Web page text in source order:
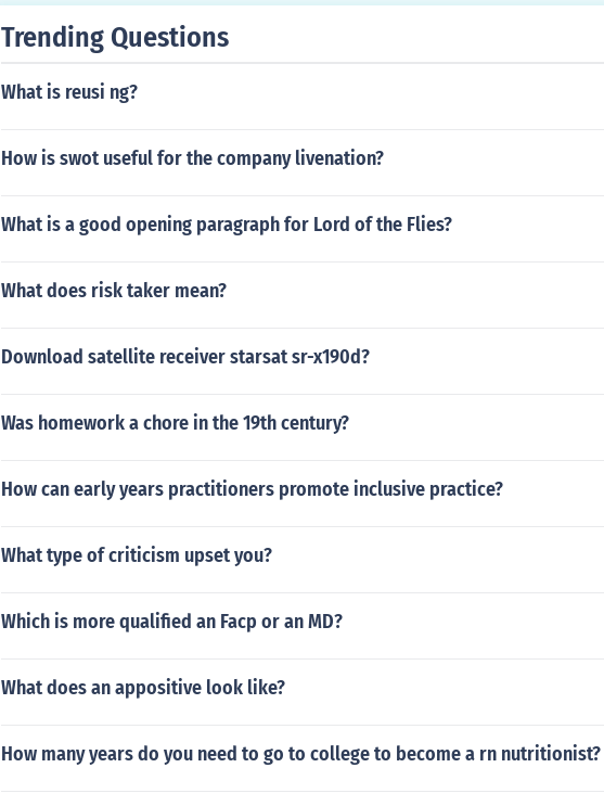
Trending Questions
What is reusi ng?
How is swot useful for the company livenation?
What is a good opening paragraph for Lord of the Flies?
What does risk taker mean?
Download satellite receiver starsat sr-x190d?
Was homework a chore in the 19th century?
How can early years practitioners promote inclusive practice?
What type of criticism upset you?
Which is more qualified an Facp or an MD?
What does an appositive look like?
How many years do you need to go to college to become a rn nutritionist?